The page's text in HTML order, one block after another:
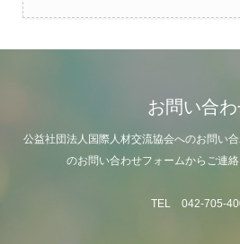
お問い合
公益社団法人国際人材交流協会へのお問い
のお問い合わせフォームからご連
TEL 042-705-